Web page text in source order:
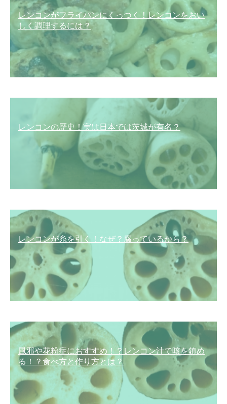
レンコンがフライパンにくっつく！レンコンをおい
しく調理するには？
レンコンの歴史！実は日本では茨城が有名？
レンコンが糸を引く！なぜ？腐っているから？
風邪や花粉症におすすめ！？レンコン汁で咳を鎮め
る！？食べ方と作り方とは？